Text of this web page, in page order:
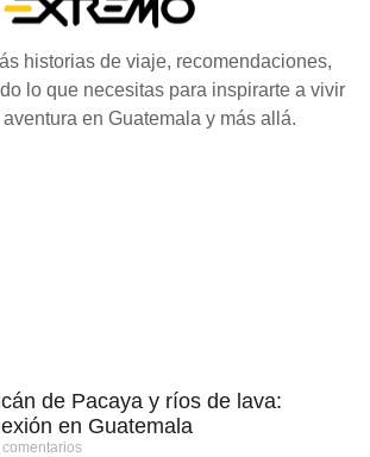
historias de viaje, recomendaciones,
lo que necesitas para inspirarte a vivir
en Guatemala y más allá.
de Pacaya y ríos de lava:
en Guatemala
comentarios